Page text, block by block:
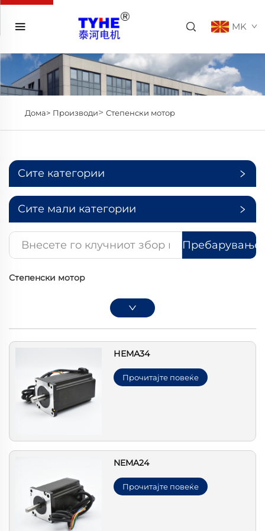
MK
Дома> Производи> Степенски мотор
Сите категории
Сите мали категории
Пребарување
Степенски мотор
НЕМА34
Прочитајте повеќе
NEMA24
Прочитајте повеќе